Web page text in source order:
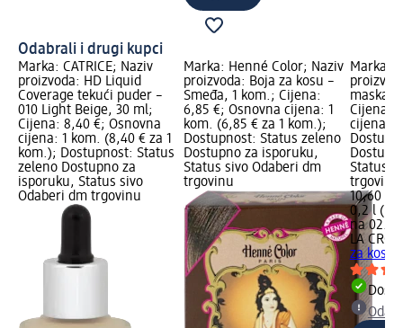
Odabrali i drugi kupci
Marka: CATRICE; Naziv
proizvoda: HD Liquid
Coverage tekući puder –
010 Light Beige, 30 ml;
Cijena: 8,40 €; Osnovna
cijena: 1 kom. (8,40 € za 1
kom.); Dostupnost: Status
zeleno Dostupno za
isporuku, Status sivo
Odaberi dm trgovinu
Marka: Henné Color; Naziv
proizvoda: Boja za kosu –
Smeđa, 1 kom.; Cijena:
6,85 €; Osnovna cijena: 1
kom. (6,85 € za 1 kom.);
Dostupnost: Status zeleno
Dostupno za isporuku,
Status sivo Odaberi dm
trgovinu
Marka:
maska
Cijena:
cijena:
Status
trgovinu
10,60 €
0,2 l
na
LA CROA
za kosu,